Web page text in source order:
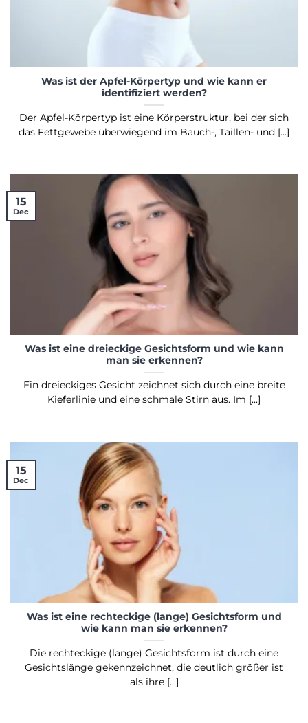
Was ist der Apfel-Körpertyp und wie kann er
identifiziert werden?
Der Apfel-Körpertyp ist eine Körperstruktur, bei der sich
das Fettgewebe überwiegend im Bauch-, Taillen- und [...]
Was ist eine dreieckige Gesichtsform und wie kann
man sie erkennen?
Ein dreieckiges Gesicht zeichnet sich durch eine breite
Kieferlinie und eine schmale Stirn aus. Im [...]
15
Dec
Was ist eine rechteckige (lange) Gesichtsform und
wie kann man sie erkennen?
Die rechteckige (lange) Gesichtsform ist durch eine
Gesichts­länge gekennzeichnet, die deutlich größer ist
als ihre [...]
15
Dec